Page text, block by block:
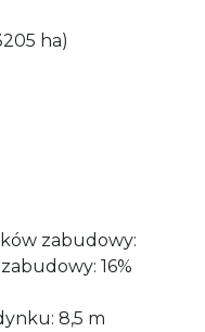
ha)
zabudowy:
16%
8,5 m